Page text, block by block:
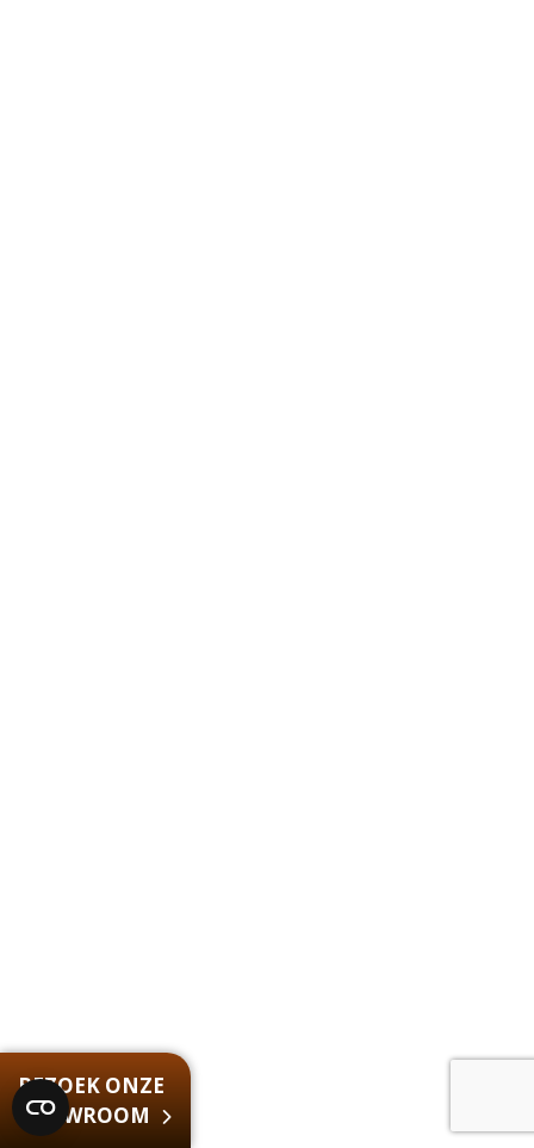
BEZOEK ONZE
SHOWROOM